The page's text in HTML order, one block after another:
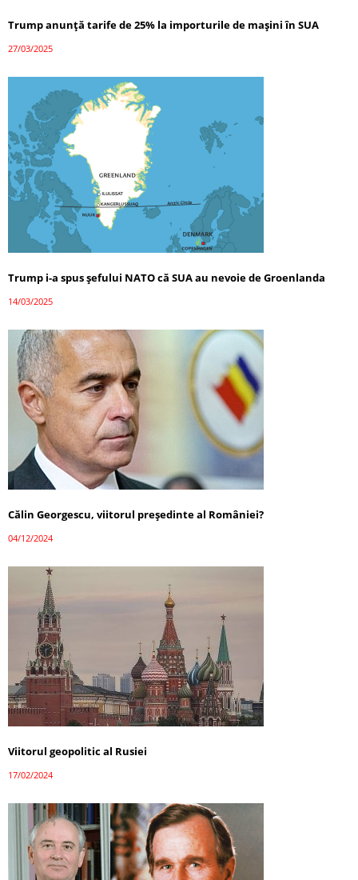
Trump anunță tarife de 25% la importurile de mașini în SUA
27/03/2025
Trump i-a spus șefului NATO că SUA au nevoie de Groenlanda
14/03/2025
Călin Georgescu, viitorul președinte al României?
04/12/2024
Viitorul geopolitic al Rusiei
17/02/2024